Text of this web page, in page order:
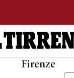
Firenze